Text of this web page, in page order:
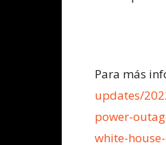
Para más
updates/
power-
white-